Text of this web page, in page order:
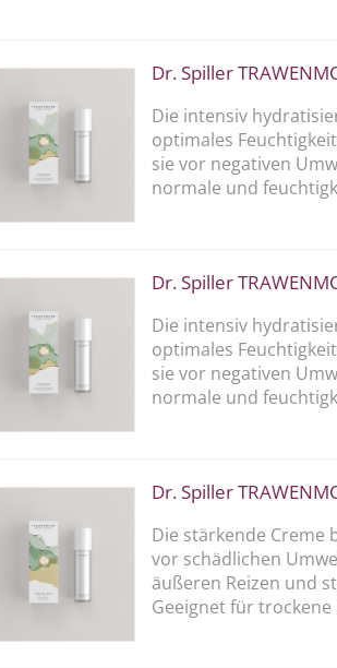
Dr. Spiller
Die intensiv
optimales
sie vor negativen
normale und
Dr. Spiller
Die intensiv
optimales
sie vor negativen
normale und
Dr. Spiller
Die stärkende Creme
vor schädlichen
äußeren Reizen und
Geeignet für